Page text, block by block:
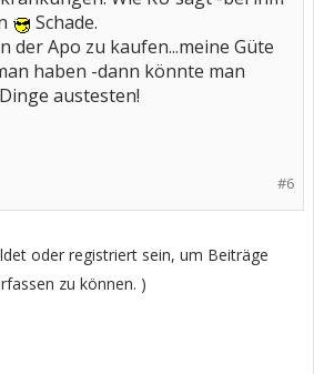
Schade.
der Apo zu kaufen...meine Güte
haben -dann könnte man
austesten!
#6
oder registriert sein, um Beiträge
zu können. )